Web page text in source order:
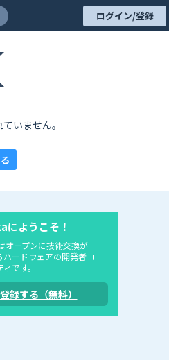
ログイン/登録
いません。
にようこそ！
オープンに技術交換が
ハードウェアの開発者コ
です。
録する（無料）